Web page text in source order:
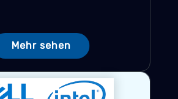
Mehr sehen